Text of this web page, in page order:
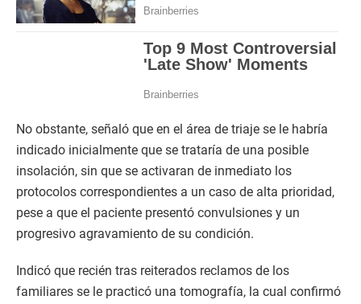
No obstante, señaló que en el área de triaje se le habría
indicado inicialmente que se trataría de una posible
insolación, sin que se activaran de inmediato los
protocolos correspondientes a un caso de alta prioridad,
pese a que el paciente presentó convulsiones y un
progresivo agravamiento de su condición.
Indicó que recién tras reiterados reclamos de los
familiares se le practicó una tomografía, la cual confirmó